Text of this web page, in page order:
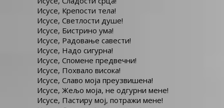
Исусе, Крепости тела!
Исусе, Светлости душе!
Исусе, Бистрино ума!
Исусе, Радовање савести!
Исусе, Надо сигурна!
Исусе, Спомене предвечни!
Исусе, Похвало висока!
Исусе, Славо моја преузвишена!
Исусе, Жељо моја, не одгурни мене!
Исусе, Пастиру мој, потражи мене!